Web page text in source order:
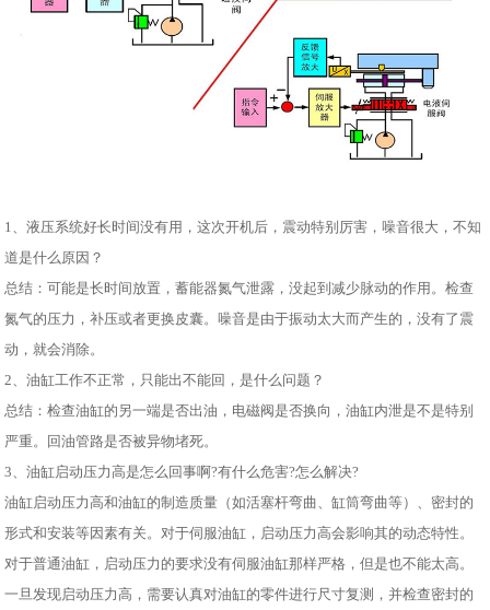
1、液压系统好长时间没有用，这次开机后，震动特别厉害，噪音很大，不知
道是什么原因？
总结：可能是长时间放置，蓄能器氮气泄露，没起到减少脉动的作用。检查
氮气的压力，补压或者更换皮囊。噪音是由于振动太大而产生的，没有了震
动，就会消除。
2、油缸工作不正常，只能出不能回，是什么问题？
总结：检查油缸的另一端是否出油，电磁阀是否换向，油缸内泄是不是特别
严重。回油管路是否被异物堵死。
3、油缸启动压力高是怎么回事啊?有什么危害?怎么解决?
油缸启动压力高和油缸的制造质量（如活塞杆弯曲、缸筒弯曲等）、密封的
形式和安装等因素有关。对于伺服油缸，启动压力高会影响其的动态特性。
对于普通油缸，启动压力的要求没有伺服油缸那样严格，但是也不能太高。
一旦发现启动压力高，需要认真对油缸的零件进行尺寸复测，并检查密封的